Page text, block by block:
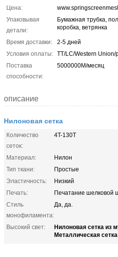
Цена:
Упаковывая
детали:
Бумажная трубка,
коробка, ветрянка
Время доставки:
2-5 дней
Условия оплаты: TT/LC/Western Union/
Поставка
способности:
5000000М/месяц
описание
Нилоновая сетка
Количество
сеток:
4T-130T
Материал:
Нилон
Тип ткани:
Простые
Эластичность:
Низкий
Печать:
Печатание шелковой
Стиль
монофиламента:
Да, да.
Высокий свет: Нилоновая сетка из
Металлическая